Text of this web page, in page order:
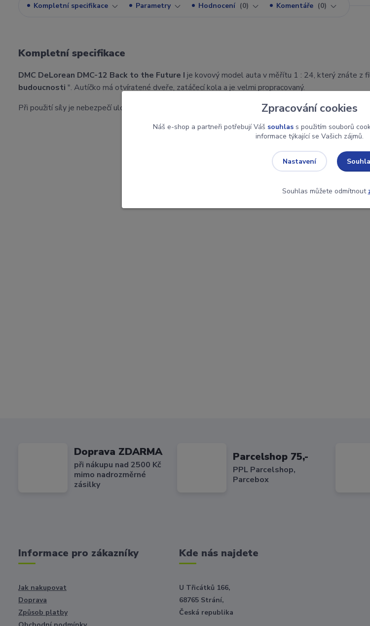
Kompletní specifikace Parametry Hodnocení 0 Komentáře 0
Kompletní specifikace
DMC DeLorean DMC-12 Back to the Future I je kovový model auta v měřítu 1 : 24, který znáte z
budoucnosti ". Autíčko má otvíratené dveře, zatáčecí kola a je velmi propracovaný.
Při použití síly je nebezpečí ulomení jednotlivých dílů. Doporučený věk 8 let.
Doprava ZDARMA
při nákupu nad 2500 Kč
mimo nadrozměrné
zásilky
Parcelshop 75,-
PPL Parcelshop,
Parcebox
Informace pro zákazníky
Jak nakupovat
Doprava
Způsob platby
Kde nás najdete
U Třicátků 166,
68765 Strání,
Česká republika
Zpracování cookies
Náš e-shop a partneři potřebují Váš souhlass použitím souborů
informace týkající se Vašich zájmů.
Nastavení
Souhlas můžete odmítnout